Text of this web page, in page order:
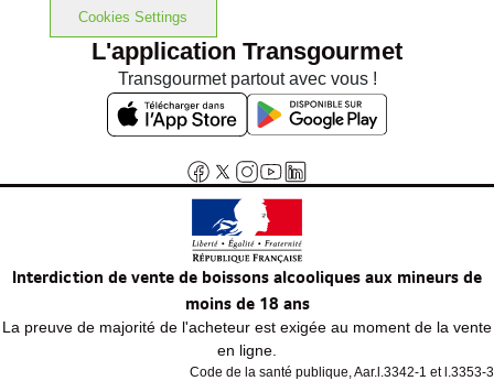
Cookies Settings
L'application Transgourmet
Transgourmet partout avec vous !
Interdiction de vente de boissons alcooliques aux mineurs de
moins de 18 ans
La preuve de majorité de l'acheteur est exigée au moment de la vente
en ligne.
Code de la santé publique, Aar.l.3342-1 et l.3353-3